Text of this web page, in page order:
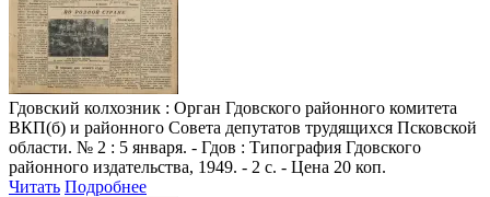
Гдовский колхозник : Орган Гдовского районного комитета
ВКП(б) и районного Совета депутатов трудящихся Псковской
области. № 2 : 5 января. - Гдов : Типография Гдовского
районного издательства, 1949. - 2 с. - Цена 20 коп.
Читать Подробнее